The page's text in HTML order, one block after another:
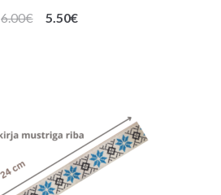
6.00€
Algne
5.50€Praegune